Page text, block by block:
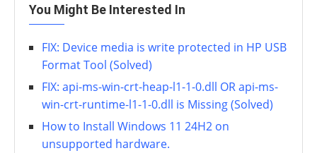
You Might Be Interested In
FIX: Device media is write protected in HP USB
Format Tool (Solved)
FIX: api-ms-win-crt-heap-l1-1-0.dll OR api-ms-
win-crt-runtime-l1-1-0.dll is Missing (Solved)
How to Install Windows 11 24H2 on
unsupported hardware.